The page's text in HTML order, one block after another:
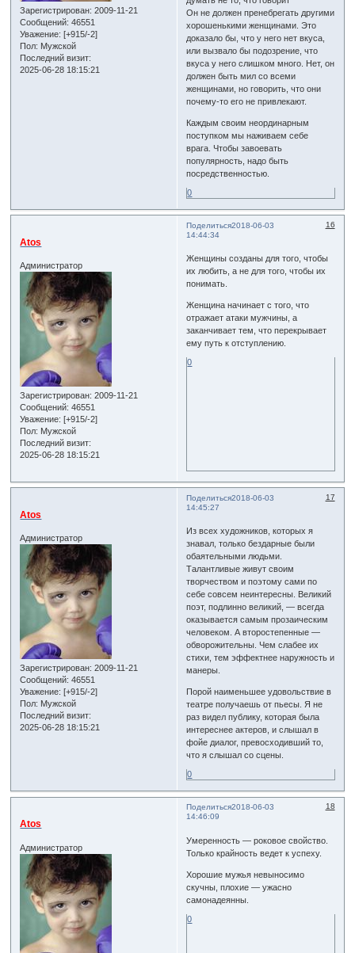
Зарегистрирован: 2009-11-21
Сообщений: 46551
Уважение: [+915/-2]
Пол: Мужской
Последний визит:
2025-06-28 18:15:21
Он не должен пренебрегать другими
хорошенькими женщинами. Это
доказало бы, что у него нет вкуса,
или вызвало бы подозрение, что
вкуса у него слишком много. Нет, он
должен быть мил со всеми
женщинами, но говорить, что они
почему-то его не привлекают.
Каждым своим неординарным
поступком мы наживаем себе
врага. Чтобы завоевать
популярность, надо быть
посредственностью.
0
Поделиться 16
2018-06-03
14:44:34
Atos
Администратор
Зарегистрирован: 2009-11-21
Сообщений: 46551
Уважение: [+915/-2]
Пол: Мужской
Последний визит:
2025-06-28 18:15:21
Женщины созданы для того, чтобы
их любить, а не для того, чтобы их
понимать.
Женщина начинает с того, что
отражает атаки мужчины, а
заканчивает тем, что перекрывает
ему путь к отступлению.
0
Поделиться 17
2018-06-03
14:45:27
Atos
Администратор
Зарегистрирован: 2009-11-21
Сообщений: 46551
Уважение: [+915/-2]
Пол: Мужской
Последний визит:
2025-06-28 18:15:21
Из всех художников, которых я
знавал, только бездарные были
обаятельными людьми.
Талантливые живут своим
творчеством и поэтому сами по
себе совсем неинтересны. Великий
поэт, подлинно великий, — всегда
оказывается самым прозаическим
человеком. А второстепенные —
обворожительны. Чем слабее их
стихи, тем эффектнее наружность и
манеры.
Порой наименьшее удовольствие в
театре получаешь от пьесы. Я не
раз видел публику, которая была
интереснее актеров, и слышал в
фойе диалог, превосходивший то,
что я слышал со сцены.
0
Поделиться 18
2018-06-03
14:46:09
Atos
Администратор
Умеренность — роковое свойство.
Только крайность ведет к успеху.
Хорошие мужья невыносимо
скучны, плохие — ужасно
самонадеянны.
0